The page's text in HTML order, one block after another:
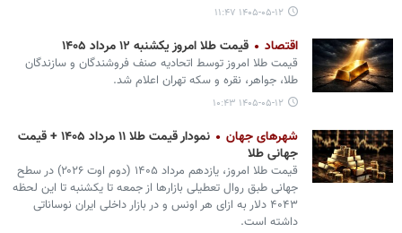
۱۴۰۵-۰۵-۱۲ ۱۱:۴۷
اقتصاد قیمت طلا امروز یکشنبه ۱۲ مرداد ۱۴۰۵
قیمت طلا امروز توسط اتحادیه صنف فروشندگان و سازندگان
طلا، جواهر، نقره و سکه تهران اعلام شد.
۱۴۰۵-۰۵-۱۲ ۱۰:۴۳
شهرهای جهان
نمودار قیمت طلا ۱۱ مرداد ۱۴۰۵ + قیمت
جهانی طلا
قیمت طلا امروز، یازدهم مرداد ۱۴۰۵ (‌دوم اوت ۲۰۲۶) در سطح
جهانی طبق روال تعطیلی بازارها از جمعه تا یکشنبه تا این لحظه
۴۰۴۳ دلار به ازای هر اونس و در بازار داخلی ایران نوساناتی
داشته است.